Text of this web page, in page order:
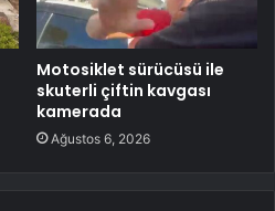
Motosiklet sürücüsü ile
skuterli çiftin kavgası
kamerada
Ağustos 6, 2026